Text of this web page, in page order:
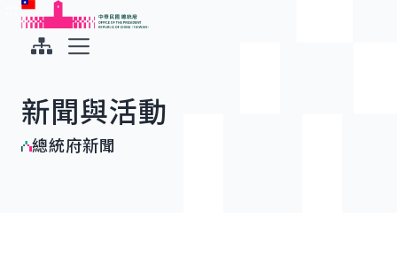
跳到主要內容
中華民國總統府
新聞與活動
總統府新聞